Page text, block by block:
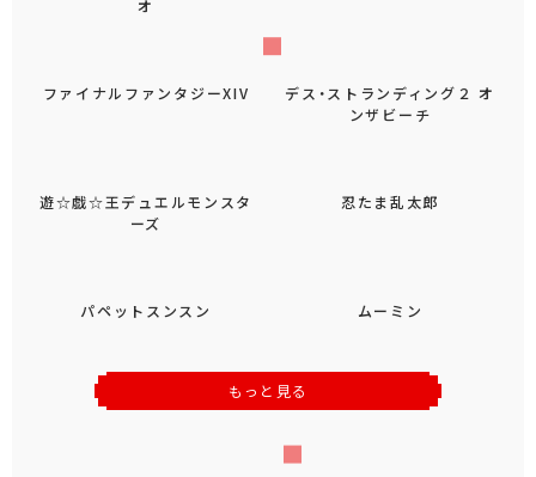
オ
ファイナルファンタジーXIV
デス・ストランディング２ オ
ンザビーチ
遊☆戯☆王デュエルモンスタ
ーズ
忍たま乱太郎
パペットスンスン ムーミン
もっと見る